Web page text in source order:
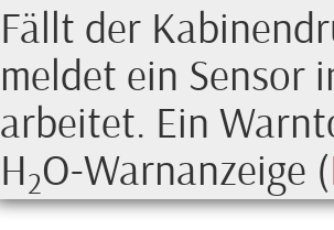
Fällt der
meldet ein Sensor
arbeitet. Ein
H2O-Warnanzeige (